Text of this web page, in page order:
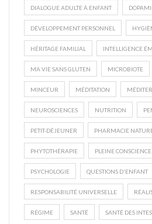
DIALOGUE ADULTE À ENFANT
DÉVELOPPEMENT PERSONNEL
HÉRITAGE FAMILIAL INTELLIGENCE
MA VIE SANS GLUTEN MICROBIOTE
MINCEUR MÉDITATION MÉDITER
NEUROSCIENCES NUTRITION
PETIT-DÉJEUNER PHARMACIE
PHYTOTHÉRAPIE PLEINE CONSCIENCE
PSYCHOLOGIE QUESTIONS D'ENFANT
RESPONSABILITÉ UNIVERSELLE
RÉGIME SANTÉ SANTÉ DES